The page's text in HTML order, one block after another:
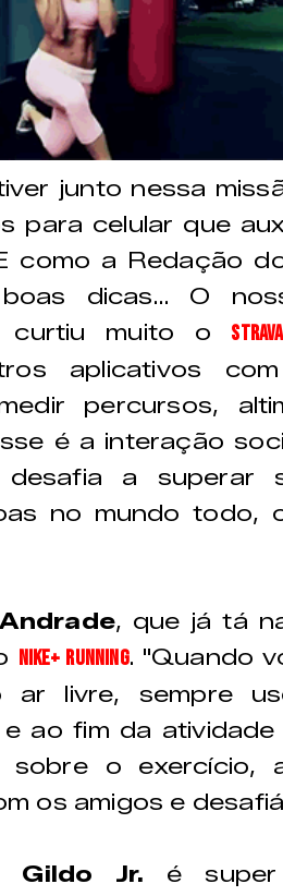
junto nessa
para celular que
como a Redação
dicas… O
curtiu muito o Strava
aplicativos
percursos,
é a interação
a superar
no mundo todo,
, que já tá
Nike+ Running. "Quando
ar livre, sempre
ao fim da atividade
sobre o exercício,
os amigos e
Gildo Jr. é super